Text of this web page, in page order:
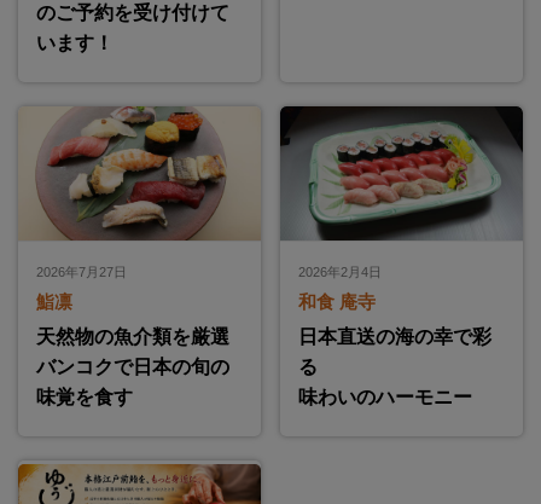
のご予約を受け付けて
います！
2026年7月27日
鮨凛
天然物の魚介類を厳選
バンコクで日本の旬の
味覚を食す
2026年2月4日
和食 庵寺
日本直送の海の幸で彩
る
味わいのハーモニー